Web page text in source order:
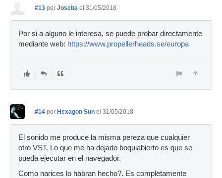
#13 por Joseba el 31/05/2018
Por si a alguno le interesa, se puede probar directamente
mediante web: https://www.propellerheads.se/europa
#14 por Hexagon Sun el 31/05/2018
El sonido me produce la misma pereza que cualquier
otro VST. Lo que me ha dejado boquiabierto es que se
pueda ejecutar en el navegador.
Como narices lo habran hecho?. Es completamente